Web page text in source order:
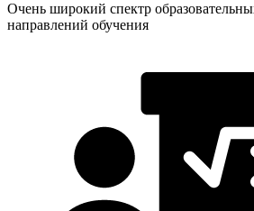
Очень широкий спектр
направлений обучения